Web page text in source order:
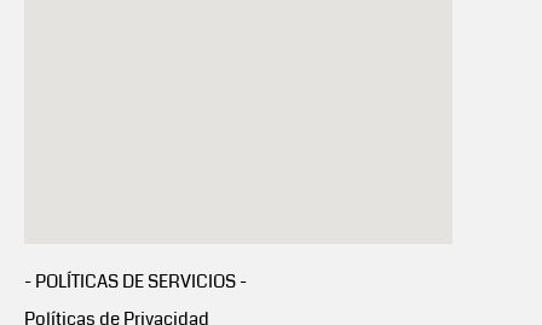
- POLÍTICAS DE SERVICIOS -
Políticas de Privacidad